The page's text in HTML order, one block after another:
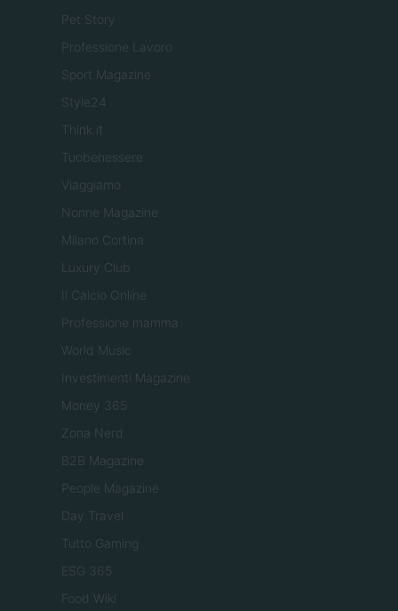
Pet Story
Professione Lavoro
Sport Magazine
Style24
Think.it
Tuobenessere
Viaggiamo
Nonne Magazine
Milano Cortina
Luxury Club
Il Calcio Online
Professione mamma
World Music
Investimenti Magazine
Money 365
Zona Nerd
B2B Magazine
People Magazine
Day Travel
Tutto Gaming
ESG 365
Food Wiki